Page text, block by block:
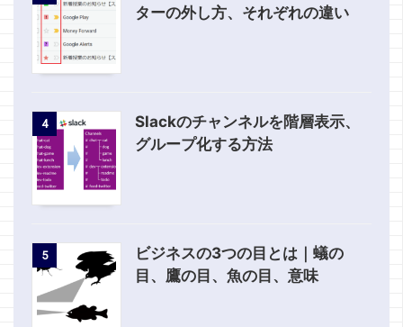
ターの外し方、それぞれの違い
4
Slackのチャンネルを階層表示、
グループ化する方法
5
ビジネスの3つの目とは｜蟻の
目、鷹の目、魚の目、意味